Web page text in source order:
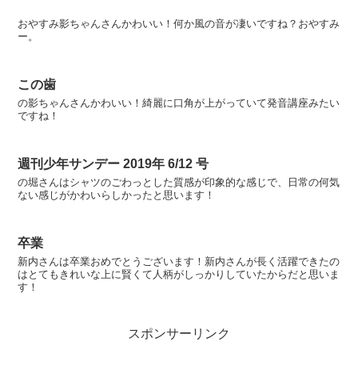
おやすみ影ちゃんさんかわいい！何か風の音が凄いですね？おやすみ
ー。
この歯
の影ちゃんさんかわいい！綺麗に口角が上がっていて発音講座みたい
ですね！
週刊少年サンデー 2019年 6/12 号
の堀さんはシャツのごわっとした質感が印象的な感じで、日常の何気
ない感じがかわいらしかったと思います！
卒業
新内さんは卒業おめでとうございます！新内さんが長く活躍できたの
はとてもきれいな上に賢くて人柄がしっかりしていたからだと思いま
す！
スポンサーリンク